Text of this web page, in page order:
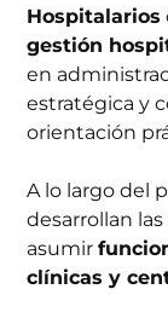
Hospitalarios
gestión
en
estratégica y
orientación
A lo largo del
desarrollan
asumir
clínicas y